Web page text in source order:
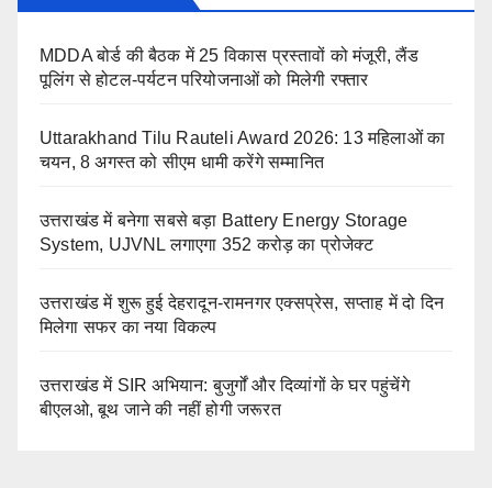
MDDA बोर्ड की बैठक में 25 विकास प्रस्तावों को मंजूरी, लैंड
पूलिंग से होटल-पर्यटन परियोजनाओं को मिलेगी रफ्तार
Uttarakhand Tilu Rauteli Award 2026: 13 महिलाओं का
चयन, 8 अगस्त को सीएम धामी करेंगे सम्मानित
उत्तराखंड में बनेगा सबसे बड़ा Battery Energy Storage
System, UJVNL लगाएगा 352 करोड़ का प्रोजेक्ट
उत्तराखंड में शुरू हुई देहरादून-रामनगर एक्सप्रेस, सप्ताह में दो दिन
मिलेगा सफर का नया विकल्प
उत्तराखंड में SIR अभियान: बुजुर्गों और दिव्यांगों के घर पहुंचेंगे
बीएलओ, बूथ जाने की नहीं होगी जरूरत